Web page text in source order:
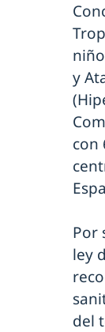
y
con
Por
ley
del